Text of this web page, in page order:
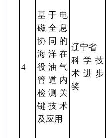
4
基于电
磁全息
协同的
海洋在
役油气
管道内
检测关
键技术
及应用
辽宁省
科学技
术进步
奖